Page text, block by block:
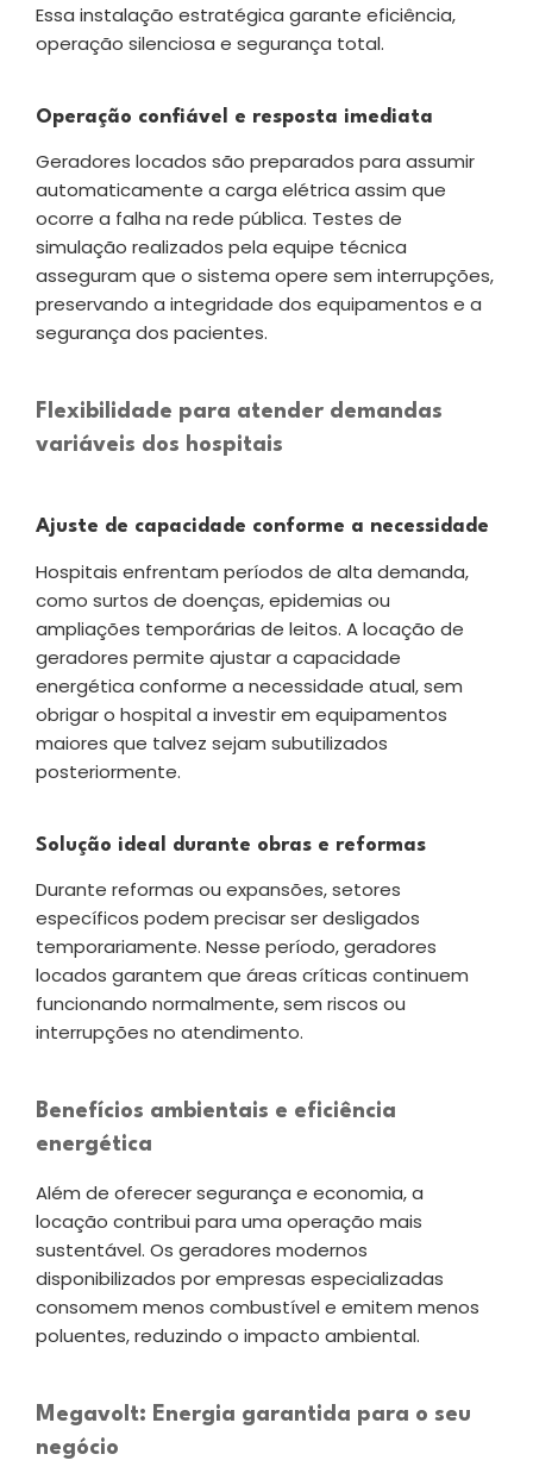
Essa instalação estratégica garante eficiência,
operação silenciosa e segurança total.
Operação confiável e resposta imediata
Geradores locados são preparados para assumir
automaticamente a carga elétrica assim que
ocorre a falha na rede pública. Testes de
simulação realizados pela equipe técnica
asseguram que o sistema opere sem interrupções,
preservando a integridade dos equipamentos e a
segurança dos pacientes.
Flexibilidade para atender demandas
variáveis dos hospitais
Ajuste de capacidade conforme a necessidade
Hospitais enfrentam períodos de alta demanda,
como surtos de doenças, epidemias ou
ampliações temporárias de leitos. A locação de
geradores permite ajustar a capacidade
energética conforme a necessidade atual, sem
obrigar o hospital a investir em equipamentos
maiores que talvez sejam subutilizados
posteriormente.
Solução ideal durante obras e reformas
Durante reformas ou expansões, setores
específicos podem precisar ser desligados
temporariamente. Nesse período, geradores
locados garantem que áreas críticas continuem
funcionando normalmente, sem riscos ou
interrupções no atendimento.
Benefícios ambientais e eficiência
energética
Além de oferecer segurança e economia, a
locação contribui para uma operação mais
sustentável. Os geradores modernos
disponibilizados por empresas especializadas
consomem menos combustível e emitem menos
poluentes, reduzindo o impacto ambiental.
Megavolt: Energia garantida para o seu
negócio